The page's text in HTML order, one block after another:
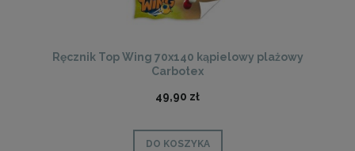
Ręcznik Top Wing 70x140 kąpielowy plażowy
Carbotex
49,90 zł
DO KOSZYKA